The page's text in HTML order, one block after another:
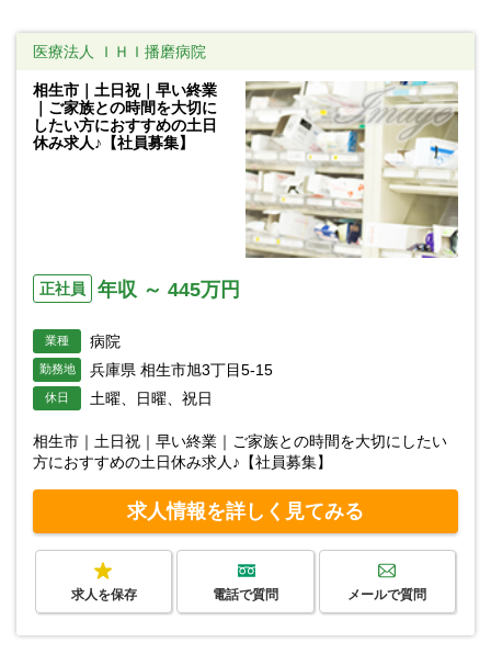
医療法人 ＩＨＩ播磨病院
相生市｜土日祝｜早い終業
｜ご家族との時間を大切に
したい方におすすめの土日
休み求人♪【社員募集】
正社員 年収 ～ 445万円
業種 病院
勤務地 兵庫県 相生市旭3丁目5-15
休日 土曜、日曜、祝日
相生市｜土日祝｜早い終業｜ご家族との時間を大切にしたい
方におすすめの土日休み求人♪【社員募集】
求人情報を詳しく見てみる
求人を保存 電話で質問 メールで質問